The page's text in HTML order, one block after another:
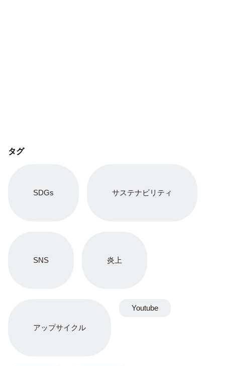
タグ
SDGs サステナビリティ
SNS 炎上
アップサイクル
Youtube